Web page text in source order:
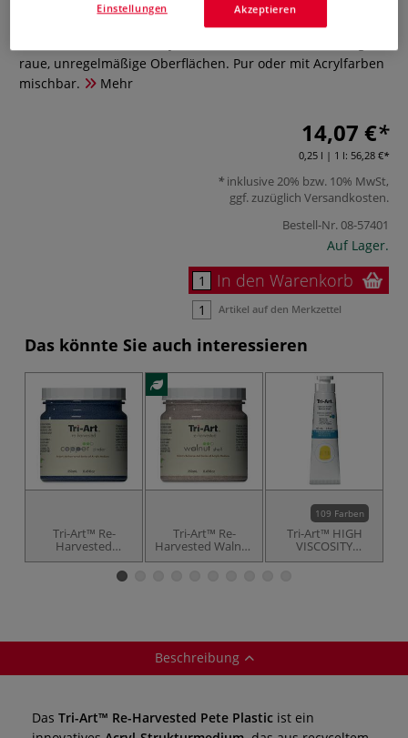
0 Bewertungen
raue, unregelmäßige Oberflächen. Pur oder mit Acrylfarben
mischbar.
Mehr
14,07 €
0,25 l | 1 l: 56,28 €
inklusive 20% bzw. 10% MwSt,
ggf. zuzüglich Versandkosten.
Bestell-Nr.08-57401
Auf Lager.
In den Warenkorb
Artikel auf den Merkzettel
Das könnte Sie auch interessieren
Tri-Art™ Re-
Harvested
Copper Cinder
Acrylmedium
Tri-Art™ Re-
Harvested Walnut
Shell
109 Farben
Tri-Art™ HIGH
VISCOSITY
Acrylfarbe
Beschreibung
Das Tri-Art™ Re-Harvested Pete Plastic ist ein
Akzeptieren
Einstellungen